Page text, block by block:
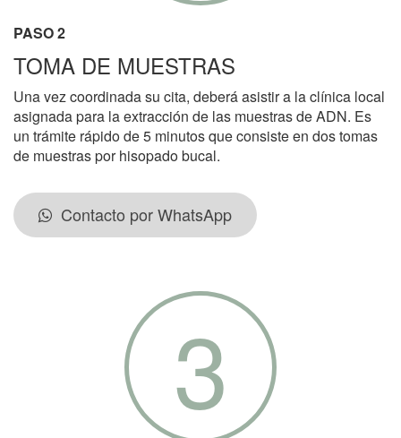
PASO 2
TOMA DE MUESTRAS
Una vez coordinada su cita, deberá asistir a la clínica local
asignada para la extracción de las muestras de ADN. Es
un trámite rápido de 5 minutos que consiste en dos tomas
de muestras por hisopado bucal.
Contacto por WhatsApp
3